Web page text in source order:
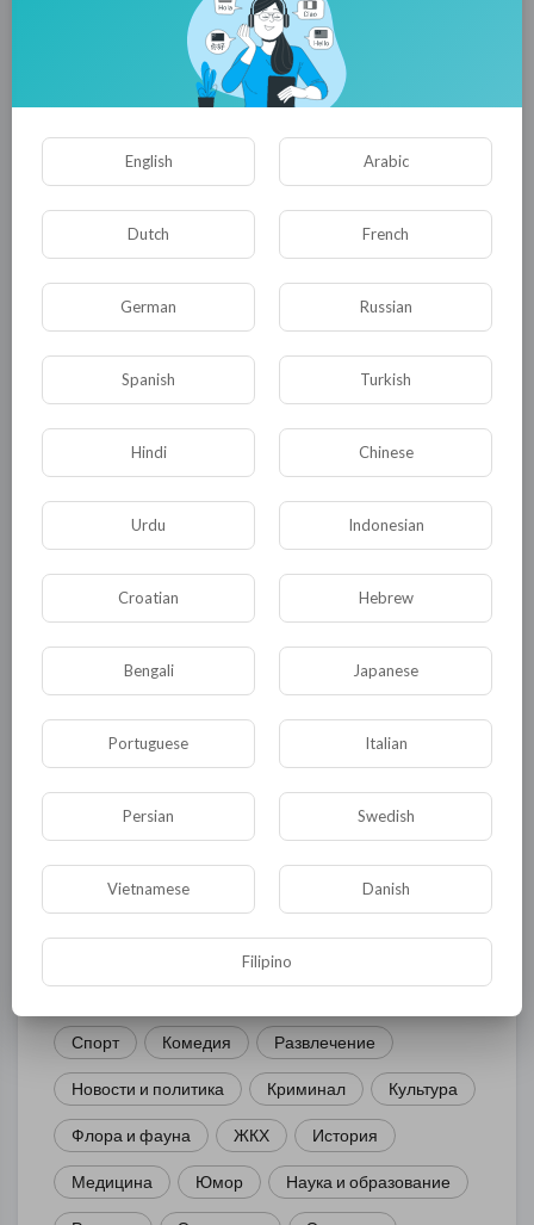
"Слухи о моей смерти сильно преувеличены.
Еще не выпит мой бокал шампанского на
написал Охлобыстин в своем микроблоге.
так что друзья до того как публиковать
материал иногда полезно заглянуть в его
твиттер все гениально просто )))
0 0 • 0 Комментарии
Комментариев нет
КАТЕГОРИИ
Спорт Комедия Развлечение
Новости и политика Криминал Культура
Флора и фауна ЖКХ История
Медицина Юмор Наука и образование
English Arabic
Dutch French
German Russian
Spanish Turkish
Hindi Chinese
Urdu Indonesian
Croatian Hebrew
Bengali Japanese
Portuguese Italian
Persian Swedish
Vietnamese Danish
Filipino